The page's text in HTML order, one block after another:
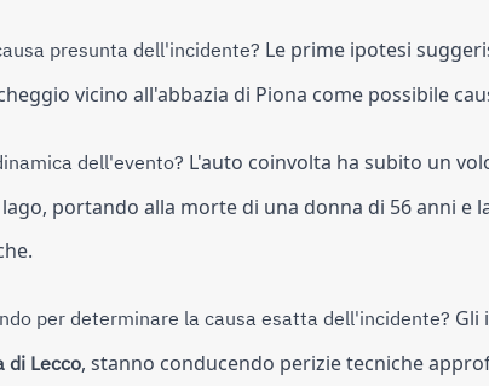
presunta dell'incidente? Le prime ipotesi
vicino all'abbazia di Piona come possibile
dell'evento? L'auto coinvolta ha subito un
portando alla morte di una donna di 56 anni e
per determinare la causa esatta dell'incidente? Gli
di Lecco, stanno conducendo perizie tecniche